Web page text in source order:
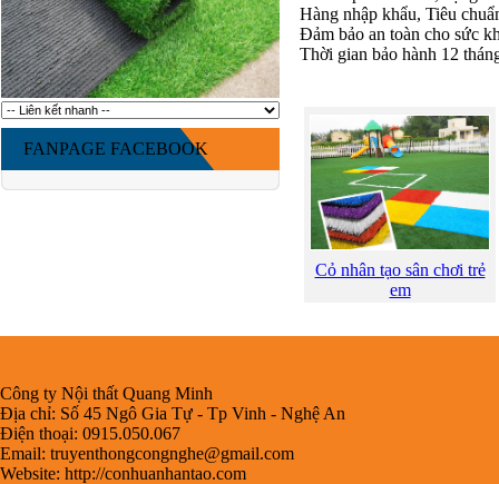
FANPAGE FACEBOOK
Hàng nhập khẩu, Tiêu
Đảm bảo an toàn cho sức
Thời gian bảo hành 12
Cỏ nhân tạo sân chơi trẻ
em
Công ty Nội thất Quang Minh
Địa chỉ: Số 45 Ngô Gia Tự - Tp Vinh - Nghệ An
Điện thoại: 0915.050.067
Email: truyenthongcongnghe@gmail.com
Website: http://conhuanhantao.com